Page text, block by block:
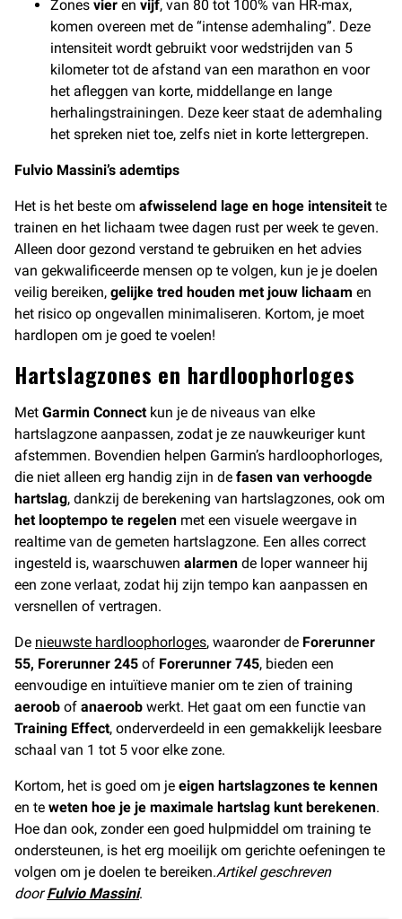
Zones vier en vijf, van 80 tot 100% van HR-max,
komen overeen met de “intense ademhaling”. Deze
intensiteit wordt gebruikt voor wedstrijden van 5
kilometer tot de afstand van een marathon en voor
het afleggen van korte, middellange en lange
herhalingstrainingen. Deze keer staat de ademhaling
het spreken niet toe, zelfs niet in korte lettergrepen.
Fulvio Massini’s ademtips
Het is het beste om afwisselend lage en hoge intensiteitte
trainen en het lichaam twee dagen rust per week te geven.
Alleen door gezond verstand te gebruiken en het advies
van gekwalificeerde mensen op te volgen, kun je je doelen
veilig bereiken, gelijke tred houden met jouw lichaam en
het risico op ongevallen minimaliseren. Kortom, je moet
hardlopen om je goed te voelen!
Hartslagzones en hardloophorloges
Met Garmin Connectkun je de niveaus van elke
hartslagzone aanpassen, zodat je ze nauwkeuriger kunt
afstemmen. Bovendien helpen Garmin’s hardloophorloges,
die niet alleen erg handig zijn in de fasen van verhoogde
hartslag, dankzij de berekening van hartslagzones, ook om
het looptempo te regelen met een visuele weergave in
realtime van de gemeten hartslagzone. Een alles correct
ingesteld is, waarschuwen alarmen de loper wanneer hij
een zone verlaat, zodat hij zijn tempo kan aanpassen en
versnellen of vertragen.
De nieuwste hardloophorloges, waaronder de Forerunner
55, Forerunner 245 of Forerunner 745, bieden een
eenvoudige en intuïtieve manier om te zien of training
aeroob of anaeroob werkt. Het gaat om een functie van
Training Effect, onderverdeeld in een gemakkelijk leesbare
schaal van 1 tot 5 voor elke zone.
Kortom, het is goed om je eigen hartslagzones te kennen
en te weten hoe je je maximale hartslag kunt berekenen.
Hoe dan ook, zonder een goed hulpmiddel om training te
ondersteunen, is het erg moeilijk om gerichte oefeningen te
volgen om je doelen te bereiken.Artikel geschreven
doorFulvio Massini.